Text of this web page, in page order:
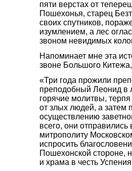
пяти верстах от
Пошехонья, старец
своих спутников,
изумлением, а лес
звоном невидимых
Напоминает мне эта
звоне Большого
«Три года прожили
преподобный Леонид в
горячие молитвы,
от злых людей, а затем
осуществлению
всего, они отправились
митрополиту
испросить
Пошехонской стороне,
и храма в честь